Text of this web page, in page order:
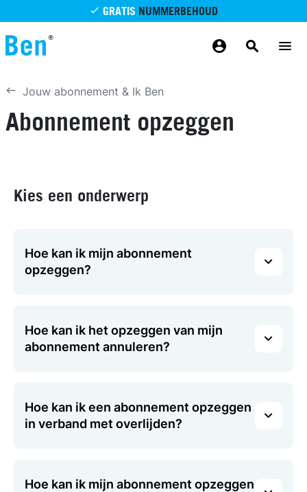
Overslaan en naar de inhoud gaan
GRATIS NUMMERBEHOUD
Jouw abonnement & Ik Ben
Abonnement opzeggen
Kies een onderwerp
Hoe kan ik mijn abonnement
opzeggen?
Hoe kan ik het opzeggen van mijn
abonnement annuleren?
Hoe kan ik een abonnement opzeggen
in verband met overlijden?
Hoe kan ik mijn abonnement opzeggen